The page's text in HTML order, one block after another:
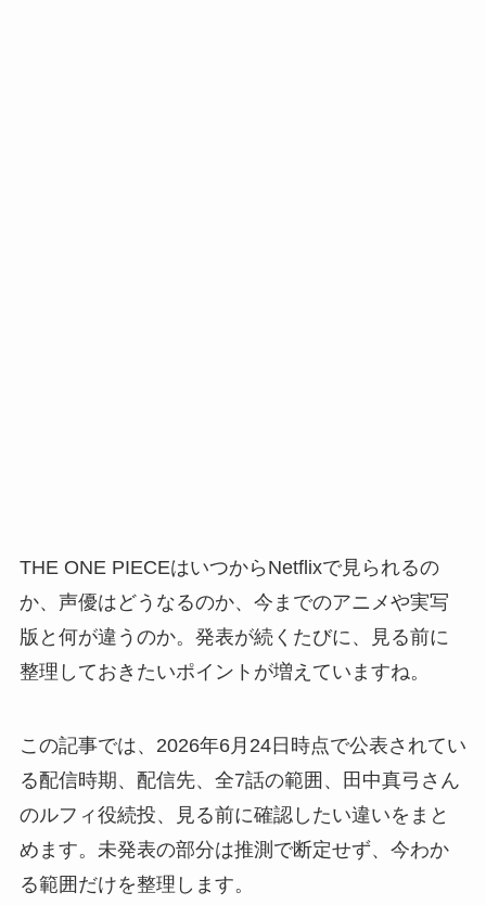
THE ONE PIECEはいつからNetflixで見られるの
か、声優はどうなるのか、今までのアニメや実写
版と何が違うのか。発表が続くたびに、見る前に
整理しておきたいポイントが増えていますね。
この記事では、2026年6月24日時点で公表されてい
る配信時期、配信先、全7話の範囲、田中真弓さん
のルフィ役続投、見る前に確認したい違いをまと
めます。未発表の部分は推測で断定せず、今わか
る範囲だけを整理します。